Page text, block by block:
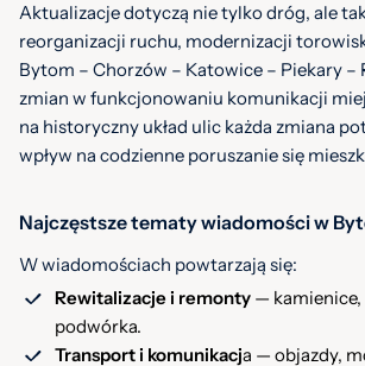
Aktualizacje dotyczą nie tylko dróg, ale
reorganizacji ruchu, modernizacji
Bytom – Chorzów – Katowice – Piekary –
zmian w funkcjonowaniu komunikacji
na historyczny układ ulic każda zmiana
wpływ na codzienne poruszanie się
Najczęstsze tematy wiadomości w
W wiadomościach powtarzają się:
Rewitalizacje i remonty — kamienice,
podwórka.
Transport i komunikacja — objazdy,